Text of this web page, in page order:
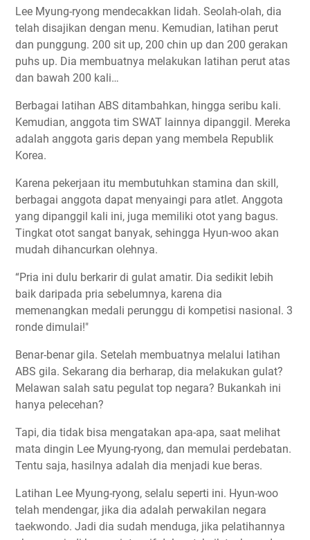
Lee Myung-ryong mendecakkan lidah. Seolah-olah, dia
telah disajikan dengan menu. Kemudian, latihan perut
dan punggung. 200 sit up, 200 chin up dan 200 gerakan
puhs up. Dia membuatnya melakukan latihan perut atas
dan bawah 200 kali…
Berbagai latihan ABS ditambahkan, hingga seribu kali.
Kemudian, anggota tim SWAT lainnya dipanggil. Mereka
adalah anggota garis depan yang membela Republik
Korea.
Karena pekerjaan itu membutuhkan stamina dan skill,
berbagai anggota dapat menyaingi para atlet. Anggota
yang dipanggil kali ini, juga memiliki otot yang bagus.
Tingkat otot sangat banyak, sehingga Hyun-woo akan
mudah dihancurkan olehnya.
“Pria ini dulu berkarir di gulat amatir. Dia sedikit lebih
baik daripada pria sebelumnya, karena dia
memenangkan medali perunggu di kompetisi nasional. 3
ronde dimulai!"
Benar-benar gila. Setelah membuatnya melalui latihan
ABS gila. Sekarang dia berharap, dia melakukan gulat?
Melawan salah satu pegulat top negara? Bukankah ini
hanya pelecehan?
Tapi, dia tidak bisa mengatakan apa-apa, saat melihat
mata dingin Lee Myung-ryong, dan memulai perdebatan.
Tentu saja, hasilnya adalah dia menjadi kue beras.
Latihan Lee Myung-ryong, selalu seperti ini. Hyun-woo
telah mendengar, jika dia adalah perwakilan negara
taekwondo. Jadi dia sudah menduga, jika pelatihannya